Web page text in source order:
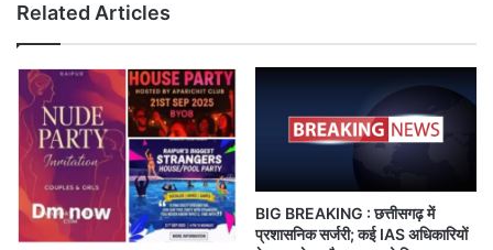
Related Articles
BIG BREAKING : छत्तीसगढ़ में
प्रशासनिक सर्जरी; कई IAS अधिकारियों